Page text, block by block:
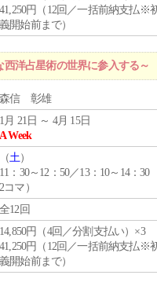
41,250円（12回／一括前納支払※
義開始前まで）
洋占星術の世界に参入する～
森信 彰雄
1月 21日 ～ 4月 15日
A Week
（土）
11：30～12：50／13：10～14：30
2コマ）
全12回
14,850円（4回／分割支払い）×3
41,250円（12回／一括前納支払※
義開始前まで）